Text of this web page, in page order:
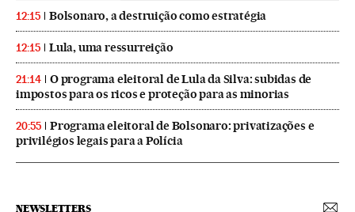
12:15 Bolsonaro, a destruição como estratégia
12:15 Lula, uma ressurreição
21:14
O programa eleitoral de Lula da Silva: subidas de
impostos para os ricos e proteção para as minorias
20:55
Programa eleitoral de Bolsonaro: privatizações e
privilégios legais para a Polícia
NEWSLETTERS